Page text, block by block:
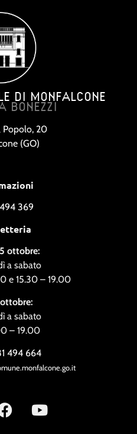
DI MONFALCONE
BONEZZI
Popolo, 20
(GO)
369
ottobre:
a sabato
e 15.30 – 19.00
a sabato
– 19.00
494 664